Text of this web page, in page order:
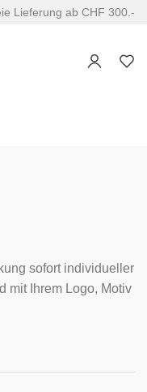
Lieferung ab CHF 300.-
sofort individueller
mit Ihrem Logo, Motiv